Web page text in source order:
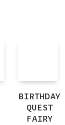
BIRTHDAY
QUEST
FAIRY